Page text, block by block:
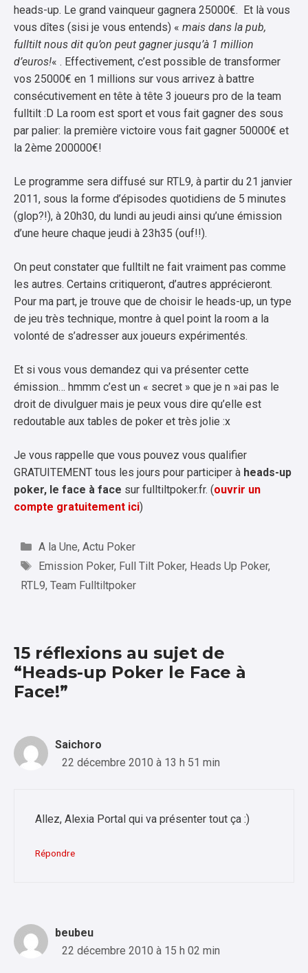
heads-up. Le grand vainqueur gagnera 25000€. Et là vous
vous dîtes (sisi je vous entends) « mais dans la pub,
fulltilt nous dit qu’on peut gagner jusqu’à 1 million
d’euros!« . Effectivement, c’est possible de transformer
vos 25000€ en 1 millions sur vous arrivez à battre
consécutivement en tête à tête 3 joueurs pro de la team
fulltilt :D La room est sport et vous fait gagner des sous
par palier: la première victoire vous fait gagner 50000€ et
la 2ème 200000€!
Le programme sera diffusé sur RTL9, à partir du 21 janvier
2011, sous la forme d’épisodes quotidiens de 5 minutes
(glop?!), à 20h30, du lundi au jeudi ainsi qu’une émission
d’une heure chaque jeudi à 23h35 (ouf!!).
On peut constater que fulltilt ne fait vraiment pas comme
les autres. Certains critiqueront, d’autres apprécieront.
Pour ma part, je trouve que de choisir le heads-up, un type
de jeu très technique, montre à quel point la room a la
volonté de s’adresser aux joueurs expérimentés.
Et si vous vous demandez qui va présenter cette
émission… hmmm c’est un « secret » que je n »ai pas le
droit de divulguer mais je peux vous dire qu’elle est
redoutable aux tables de poker et très jolie :x
Je vous rappelle que vous pouvez vous qualifier
GRATUITEMENT tous les jours pour participer à heads-up
poker, le face à face sur fulltiltpoker.fr. (ouvrir un
compte gratuitement ici)
Catégories
A la Une, Actu Poker
Étiquettes
Emission Poker, Full Tilt Poker, Heads Up Poker,
RTL9, Team Fulltiltpoker
15 réflexions au sujet de
“Heads-up Poker le Face à
Face!”
Saichoro
22 décembre 2010 à 13 h 51 min
Allez, Alexia Portal qui va présenter tout ça :)
Répondre
beubeu
22 décembre 2010 à 15 h 02 min